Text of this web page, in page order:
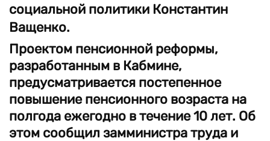
социальной политики Константин
Ващенко.
Проектом пенсионной реформы,
разработанным в Кабмине,
предусматривается постепенное
повышение пенсионного возраста на
полгода ежегодно в течение 10 лет. Об
этом сообщил замминистра труда и